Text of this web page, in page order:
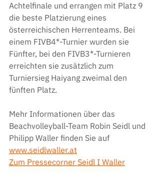
Achtelfinale und errangen mit Platz 9
die beste Platzierung eines
österreichischen Herrenteams. Bei
einem FIVB4*-Turnier wurden sie
Fünfter, bei den FIVB3*-Turnieren
erreichten sie zusätzlich zum
Turniersieg Haiyang zweimal den
fünften Platz.
Mehr Informationen über das
Beachvolleyball-Team Robin Seidl und
Philipp Waller finden Sie auf
www.seidlwaller.at
Zum Pressecorner Seidl I Waller